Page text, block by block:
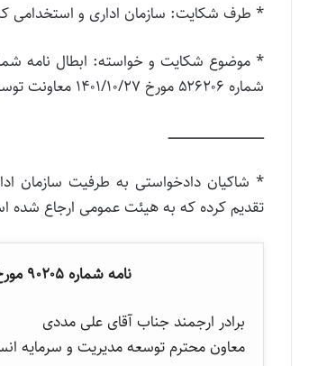
* طرف شکایت: سازمان اداری و استخدامی
شماره ۵۲۶۲۰۶ مورخ ۱۴۰۱/۱۰/۲۷ معاونت توسعه مدیریت و سرمایه انسانی وزارت نفت
ـــــــــــــــــــــــــــــــــــــــــــــــــــــ
* شاكیان دادخواستی به طرفیت سازمان
تقدیم کرده که به هیئت عمومی ارجاع شده
نامه شماره ۹۰۲۰۵ مورخ ۱۴۰۱/۱۱/۹ معاونت سرمایه انسانی سازمان اداری و استخدامی
برادر ارجمند جناب آقای علی مددی
معاون محترم توسعه مدیریت و سرمایه